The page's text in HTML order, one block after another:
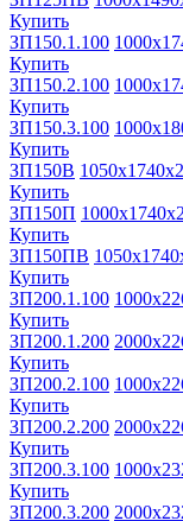
Купить
ЗП150.1.100
Купить
ЗП150.2.100
Купить
ЗП150.3.100
Купить
ЗП150В
Купить
ЗП150П
Купить
ЗП150ПВ
Купить
ЗП200.1.100
Купить
ЗП200.1.200
Купить
ЗП200.2.100
Купить
ЗП200.2.200
Купить
ЗП200.3.100
Купить
ЗП200.3.200